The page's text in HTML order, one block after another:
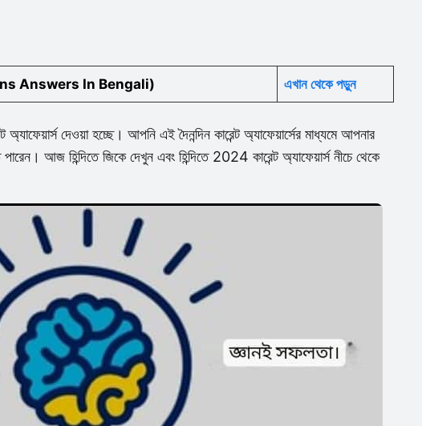
Answers In Bengali) এখান থেকে পড়ুন
অ্যাফেয়ার্স দেওয়া হচ্ছে। আপনি এই দৈনন্দিন কারেন্ট অ্যাফেয়ার্সের মাধ্যমে আপনার
আজ হিন্দিতে জিকে দেখুন এবং হিন্দিতে 2024 কারেন্ট অ্যাফেয়ার্স নীচে থেকে